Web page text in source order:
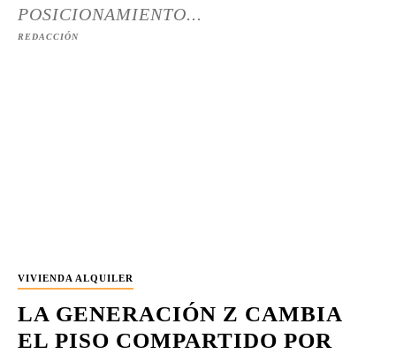
POSICIONAMIENTO...
REDACCIÓN
VIVIENDA ALQUILER
LA GENERACIÓN Z CAMBIA
EL PISO COMPARTIDO POR